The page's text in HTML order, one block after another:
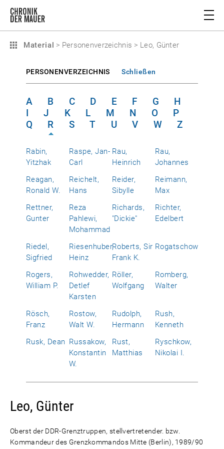
Material > Personenverzeichnis > Leo, Günter
PERSONENVERZEICHNIS Schließen
A B C D E F G
H
I
J K L M N O
P
Q
R S T U V W Z
Rabin,
Yitzhak
Raspe, Jan-
Carl
Rau,
Heinrich
Rau,
Johannes
Reagan,
Ronald W.
Reichelt,
Hans
Reider,
Sibylle
Reimann,
Max
Rettner,
Gunter
Reza
Pahlewi,
Mohammad
Richards,
"Dickie"
Richter,
Edelbert
Riedel,
Sigfried
Riesenhuber,
Heinz
Roberts, Sir
Frank K.
Rogatschow
Rogers,
William P.
Rohwedder,
Detlef
Karsten
Röller,
Wolfgang
Romberg,
Walter
Rösch,
Franz
Rostow,
Walt W.
Rudolph,
Hermann
Rush,
Kenneth
Rusk, Dean Russakow,
Konstantin
W.
Rust,
Matthias
Ryschkow,
Nikolai I.
Leo, Günter
Oberst der DDR-Grenztruppen, stellvertretender. bzw.
Kommandeur des Grenzkommandos Mitte (Berlin), 1989/90